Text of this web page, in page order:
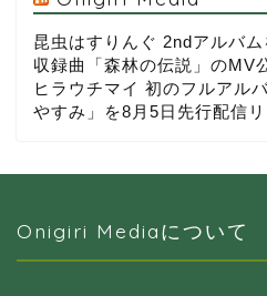
昆虫はすりんぐ 2ndアルバ
収録曲「森林の伝説」のMV
ヒラウチマイ 初のフルアル
やすみ」を8月5日先行配信
Onigiri Mediaについて